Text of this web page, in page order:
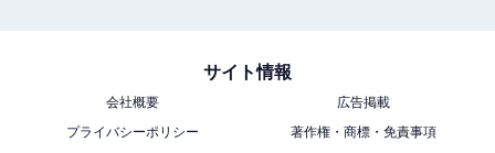
サイト情報
会社概要
広告掲載
プライバシーポリシー
著作権・商標・免責事項